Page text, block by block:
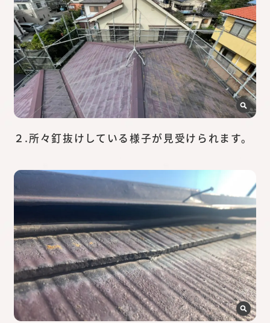
２.所々釘抜けしている様子が見受けられます。